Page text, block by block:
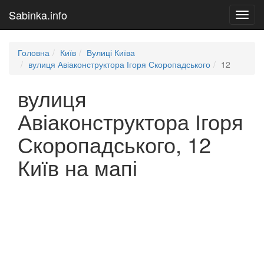
Sabinka.info
Головна Київ
Вулиці Київа
вулиця Авіаконструктора Ігоря Скоропадського
12
вулиця
Авіаконструктора Ігоря
Скоропадського, 12
Київ на мапі